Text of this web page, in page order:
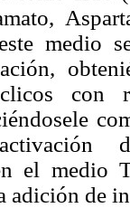
medio
con
el
adición de